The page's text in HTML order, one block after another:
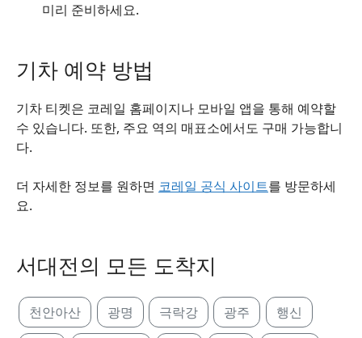
미리 준비하세요.
기차 예약 방법
기차 티켓은 코레일 홈페이지나 모바일 앱을 통해 예약할
수 있습니다. 또한, 주요 역의 매표소에서도 구매 가능합니
다.
더 자세한 정보를 원하면 코레일 공식 사이트를 방문하세
요.
서대전의 모든 도착지
천안아산 광명 극락강 광주 행신